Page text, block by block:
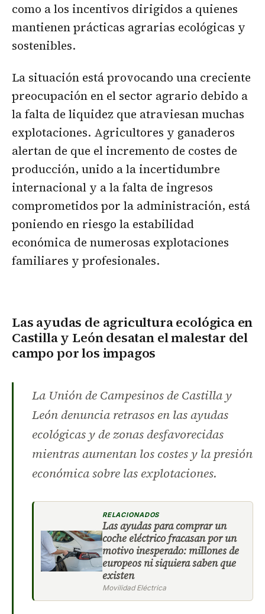
como a los incentivos dirigidos a quienes
mantienen prácticas agrarias ecológicas y
sostenibles.
La situación está provocando una creciente
preocupación en el sector agrario debido a
la falta de liquidez que atraviesan muchas
explotaciones. Agricultores y ganaderos
alertan de que el incremento de costes de
producción, unido a la incertidumbre
internacional y a la falta de ingresos
comprometidos por la administración, está
poniendo en riesgo la estabilidad
económica de numerosas explotaciones
familiares y profesionales.
Las ayudas de agricultura ecológica en
Castilla y León desatan el malestar del
campo por los impagos
La Unión de Campesinos de Castilla y
León denuncia retrasos en las ayudas
ecológicas y de zonas desfavorecidas
mientras aumentan los costes y la presión
económica sobre las explotaciones.
RELACIONADOS
Las ayudas para comprar un
coche eléctrico fracasan por un
motivo inesperado: millones de
europeos ni siquiera saben que
existen
Movilidad Eléctrica